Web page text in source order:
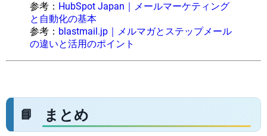
参考： HubSpot Japan｜メールマーケティング
と自動化の基本
参考： blastmail.jp｜メルマガとステップメール
の違いと活用のポイント
まとめ